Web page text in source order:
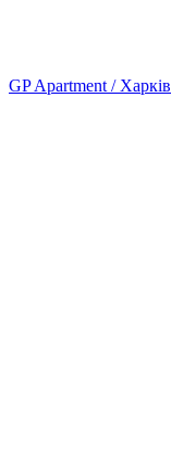
GP Apartment / Харків